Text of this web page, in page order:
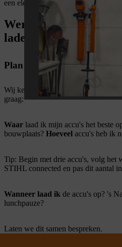
een elektricien? Gewoon aansluiten
Werkplaats of
laden? Wij helpen je
Plan samen met ons je
Wij kennen de vragen van onze
graag:
Waar laad ik mijn accu's het beste
bouwplaats? Hoeveel accu's heb ik
Tip: Begin met drie accu's, volg het
STIHL connected en pas dit aantal
Wanneer laad ik de accu's op? 's
lunchpauze?
Laten we dit samen bespreken.